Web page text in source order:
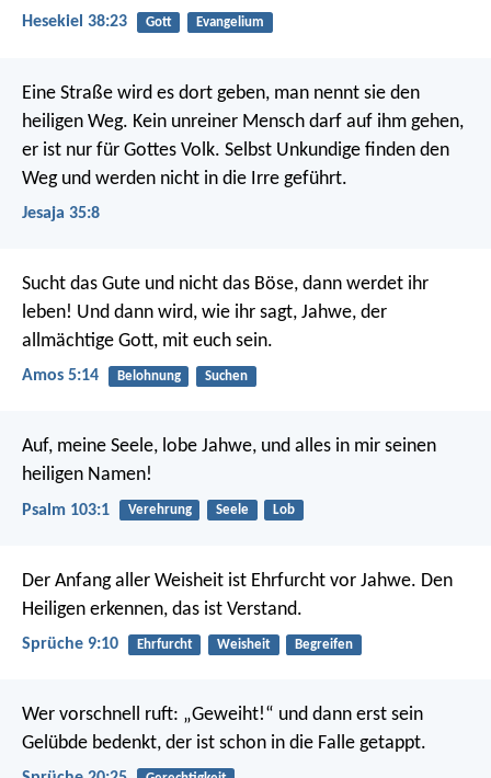
Hesekiel 38:23 Gott Evangelium
Eine Straße wird es dort geben, man nennt sie den
heiligen Weg. Kein unreiner Mensch darf auf ihm gehen,
er ist nur für Gottes Volk. Selbst Unkundige finden den
Wegund werden nicht in die Irre geführt.
Jesaja 35:8
Sucht das Gute und nicht das Böse, dann werdet ihr
leben! Und dann wird, wie ihr sagt, Jahwe, der
allmächtige Gott, mit euch sein.
Amos 5:14 Belohnung Suchen
Auf, meine Seele, lobe Jahwe, und alles in mir seinen
heiligen Namen!
Psalm 103:1 Verehrung Seele Lob
Der Anfang aller Weisheit ist Ehrfurcht vor Jahwe. Den
Heiligen erkennen, das ist Verstand.
Sprüche 9:10 Ehrfurcht Weisheit Begreifen
Wer vorschnell ruft: „Geweiht!“ und dann erst sein
Gelübde bedenkt, der ist schon in die Falle getappt.